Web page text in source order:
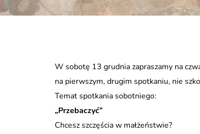
W sobotę 13 grudnia zapraszamy na
na pierwszym, drugim spotkaniu, nie
Temat spotkania sobotniego:
„Przebaczyć”
Chcesz szczęścia w małżeństwie?